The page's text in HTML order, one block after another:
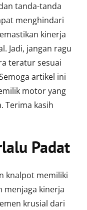
tanda-tanda
menghindari
kinerja
Jadi, jangan ragu
teratur sesuai
artikel ini
motor yang
Terima kasih
Padat
knalpot memiliki
menjaga kinerja
krusial dari